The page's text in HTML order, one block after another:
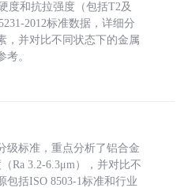
度和抗拉强度（包括T2及
2012标准数据，详细分
，并对比不同状态下的金属
。
级标准，重点分析了铝合金
Ra 3.2-6.3μm），并对比不
包括ISO 8503-1标准和行业